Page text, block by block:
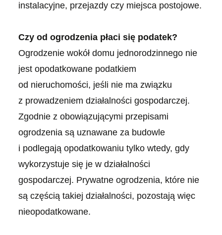
instalacyjne, przejazdy czy miejsca postojowe.
Czy od ogrodzenia płaci się podatek?
Ogrodzenie wokół domu jednorodzinnego nie
jest opodatkowane podatkiem
od nieruchomości, jeśli nie ma związku
z prowadzeniem działalności gospodarczej.
Zgodnie z obowiązującymi przepisami
ogrodzenia są uznawane za budowle
i podlegają opodatkowaniu tylko wtedy, gdy
wykorzystuje się je w działalności
gospodarczej. Prywatne ogrodzenia, które nie
są częścią takiej działalności, pozostają więc
nieopodatkowane.